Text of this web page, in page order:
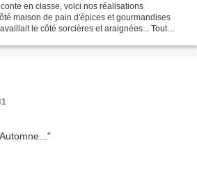
en classe, voici nos réalisations
maison de pain d'épices et gourmandises
le côté sorcières et araignées... Tout